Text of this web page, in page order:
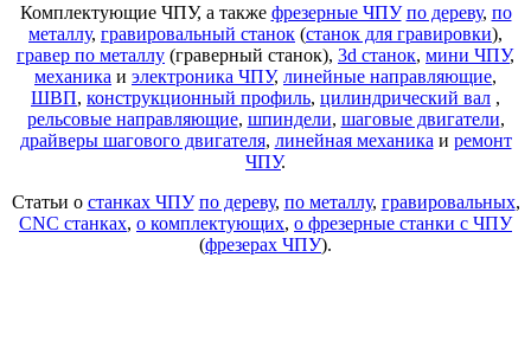
Комплектующие ЧПУ, а также фрезерные ЧПУ по дереву, по
металлу, гравировальный станок (станок для гравировки),
гравер по металлу (граверный станок), 3d станок, мини ЧПУ,
механика и электроника ЧПУ, линейные направляющие,
ШВП, конструкционный профиль, цилиндрический вал ,
рельсовые направляющие, шпиндели, шаговые двигатели,
драйверы шагового двигателя, линейная механика и ремонт
ЧПУ.
Статьи о станках ЧПУ по дереву, по металлу, гравировальных,
CNC станках, о комплектующих, о фрезерные станки с ЧПУ
(фрезерах ЧПУ).